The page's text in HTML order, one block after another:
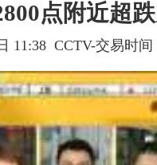
点附近超
11:38 CCTV-交易时间